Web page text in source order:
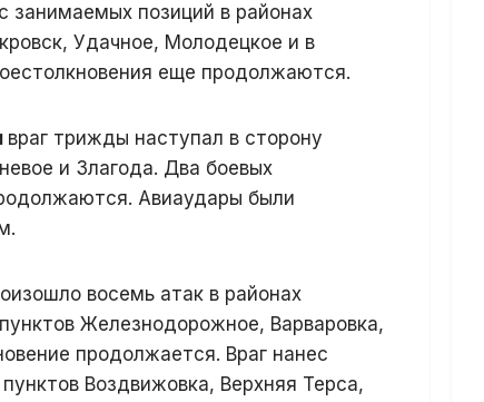
занимаемых позиций в районах
Удачное, Молодецкое и в
еще продолжаются.
враг трижды наступал в сторону
и Злагода. Два боевых
Авиаудары были
восемь атак в районах
Железнодорожное, Варваровка,
продолжается. Враг нанес
Воздвижовка, Верхняя Терса,